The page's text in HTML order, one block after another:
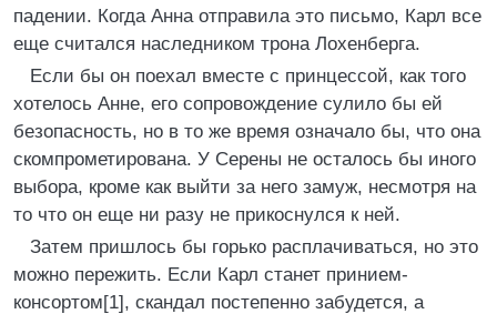
падении. Когда Анна отправила это письмо, Карл все
еще считался наследником трона Лохенберга.
Если бы он поехал вместе с принцессой, как того
хотелось Анне, его сопровождение сулило бы ей
безопасность, но в то же время означало бы, что она
скомпрометирована. У Серены не осталось бы иного
выбора, кроме как выйти за него замуж, несмотря на
то что он еще ни разу не прикоснулся к ней.
Затем пришлось бы горько расплачиваться, но это
можно пережить. Если Карл станет принием-
консортом[1], скандал постепенно забудется, а